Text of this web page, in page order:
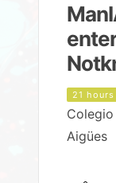
21 hours
Aigües